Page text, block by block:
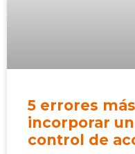
5 errores
incorporar
control de